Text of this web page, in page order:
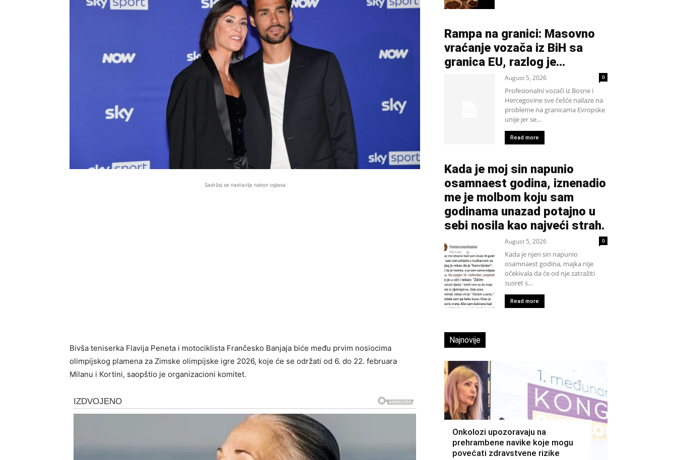
Sadržaj se nastavlja nakon oglasa
Bivša teniserka Flavija Peneta i motociklista Frančesko Banjaja biće među prvim nosiocima
olimpijskog plamena za Zimske olimpijske igre 2026, koje će se održati od 6. do 22. februara
Milanu i Kortini, saopštio je organizacioni komitet.
Rampa na granici: Masovno
vraćanje vozača iz BiH sa
granica EU, razlog je…
August 5, 2026 0
Profesionalni vozači iz Bosne i
Hercegovine sve češće nailaze na
probleme na granicama Evropske
unije jer se...
Read more
Kada je moj sin napunio
osamnaest godina, iznenadio
me je molbom koju sam
godinama unazad potajno u
sebi nosila kao najveći strah.
August 5, 2026 0
Kada je njen sin napunio
osamnaest godina, majka nije
očekivala da će od nje zatražiti
susret s...
Read more
Najnovije
Onkolozi upozoravaju na
prehrambene navike koje mogu
povećati zdravstvene rizike